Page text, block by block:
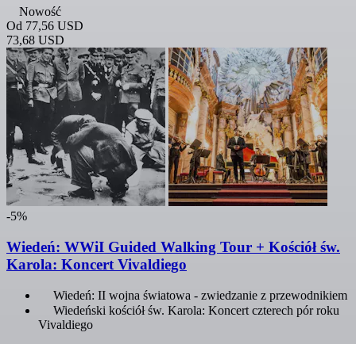
Nowość
Od 77,56 USD
73,68 USD
-5%
Wiedeń: WWiI Guided Walking Tour + Kościół św.
Karola: Koncert Vivaldiego
Wiedeń: II wojna światowa - zwiedzanie z przewodnikiem
Wiedeński kościół św. Karola: Koncert czterech pór roku
Vivaldiego